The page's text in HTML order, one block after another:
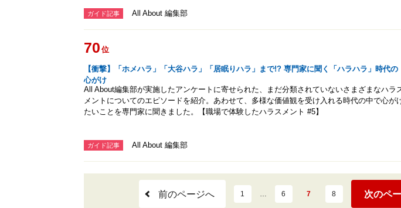
ガイド記事 All About 編集部
70 位
【衝撃】「ホメハラ」「大谷ハラ」「居眠りハラ」まで!? 専門家に聞く「ハラハラ」時代の
心がけ
All About編集部が実施したアンケートに寄せられた、まだ分類されていないさまざまなハラ
メントについてのエピソードを紹介。あわせて、多様な価値観を受け入れる時代の中で心が
たいことを専門家に聞きました。【職場で体験したハラスメント #5】
ガイド記事 All About 編集部
前のページへ 1 … 6 7 8 次のペ